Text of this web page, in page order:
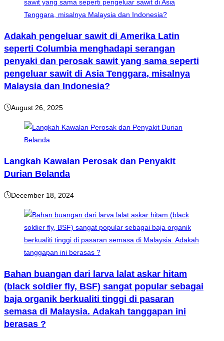
Adakah pengeluar sawit di Amerika Latin
seperti Columbia menghadapi serangan
penyaki dan perosak sawit yang sama seperti
pengeluar sawit di Asia Tenggara, misalnya
Malaysia dan Indonesia?
August 26, 2025
Langkah Kawalan Perosak dan Penyakit
Durian Belanda
December 18, 2024
Bahan buangan dari larva lalat askar hitam
(black soldier fly, BSF) sangat popular sebagai
baja organik berkualiti tinggi di pasaran
semasa di Malaysia. Adakah tanggapan ini
berasas ?